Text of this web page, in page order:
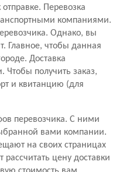
Перевозка
компаниями.
Однако, вы
Главное, чтобы данная
Доставка
Чтобы получить заказ,
и квитанцию (для
перевозчика. С ними
вами компании.
на своих страницах
рассчитать цену доставки